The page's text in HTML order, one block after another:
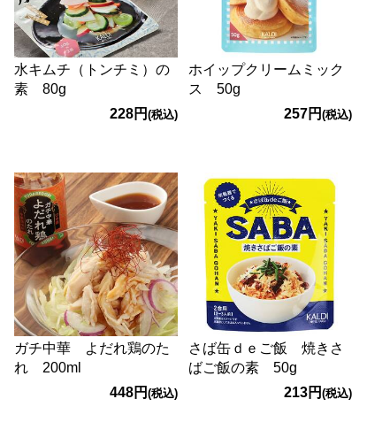
水キムチ（トンチミ）の
素 80g
228円(税込)
ホイップクリームミック
ス 50g
257円 (税込)
ガチ中華 よだれ鶏のた
れ 200ml
448円(税込)
さば缶ｄｅご飯 焼きさ
ばご飯の素 50g
213円 (税込)